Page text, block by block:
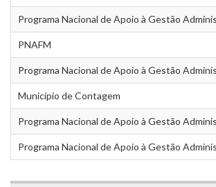
Programa Nacional de Apoio à Gestão
PNAFM
Programa Nacional de Apoio à Gestão
Município de Contagem
Programa Nacional de Apoio à Gestão
Programa Nacional de Apoio à Gestão